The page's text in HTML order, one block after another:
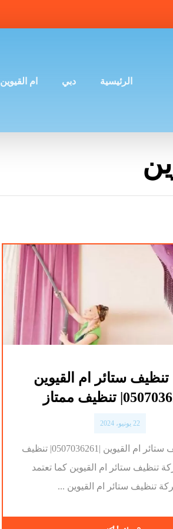
الرئيسية دبي ام القيوين
ستائر ام القيوين
22 يونيو، 2024
شركة تنظيف ستائر ام القيوين |0507036261| تنظيف
تنظيف ستائر ام القيوين كما تعتمد
تنظيف ستائر ام القيوين ...